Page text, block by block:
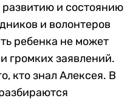
и состоянию
и волонтеров
ребенка не может
громких заявлений.
кто знал Алексея. В